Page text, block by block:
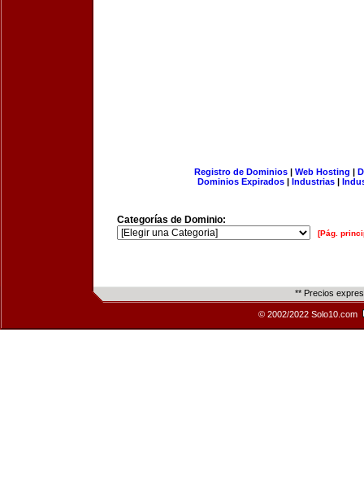
Registro de Dominios| Web Hosting |
Dominios Expirados | Industrias |
Categorías de Dominio:
[Pág.
** Precios
© 2002/2022 Solo10.com